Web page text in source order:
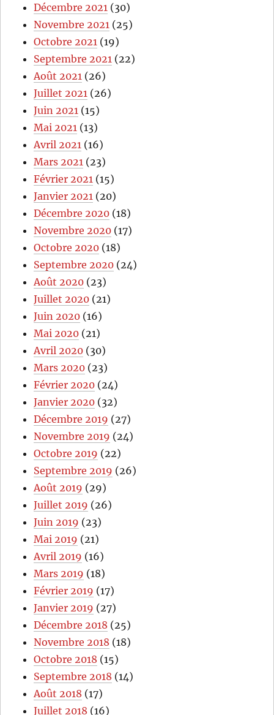
Décembre 2021 (30)
Novembre 2021 (25)
Octobre 2021 (19)
Septembre 2021 (22)
Août 2021 (26)
Juillet 2021 (26)
Juin 2021 (15)
Mai 2021 (13)
Avril 2021 (16)
Mars 2021 (23)
Février 2021 (15)
Janvier 2021 (20)
Décembre 2020 (18)
Novembre 2020 (17)
Octobre 2020 (18)
Septembre 2020 (24)
Août 2020 (23)
Juillet 2020 (21)
Juin 2020 (16)
Mai 2020 (21)
Avril 2020 (30)
Mars 2020 (23)
Février 2020 (24)
Janvier 2020 (32)
Décembre 2019 (27)
Novembre 2019 (24)
Octobre 2019 (22)
Septembre 2019 (26)
Août 2019 (29)
Juillet 2019 (26)
Juin 2019 (23)
Mai 2019 (21)
Avril 2019 (16)
Mars 2019 (18)
Février 2019 (17)
Janvier 2019 (27)
Décembre 2018 (25)
Novembre 2018 (18)
Octobre 2018 (15)
Septembre 2018 (14)
Août 2018 (17)
Juillet 2018 (16)